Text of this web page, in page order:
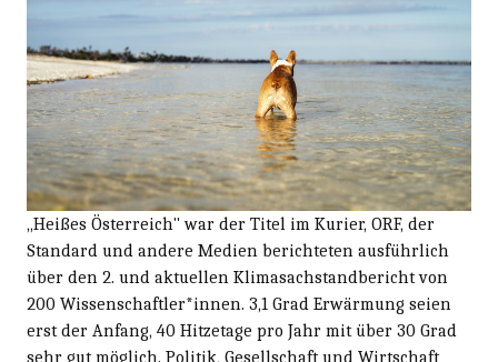
„Heißes Österreich" war der Titel im Kurier, ORF, der
Standard und andere Medien berichteten ausführlich
über den 2. und aktuellen Klimasachstandbericht von
200 Wissenschaftler*innen. 3,1 Grad Erwärmung seien
erst der Anfang, 40 Hitzetage pro Jahr mit über 30 Grad
sehr gut möglich. Politik, Gesellschaft und Wirtschaft